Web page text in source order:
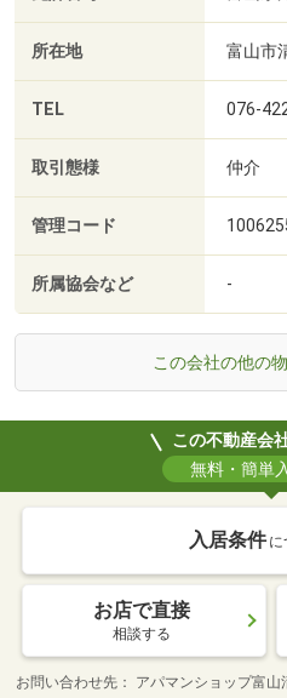
所在地 富山市
TEL 076-
取引態様 仲介
管理コード
所属協会など -
この会社の他の
この不動産会
無料・簡単
入居条件 に
お店で直接
相談する
お問い合わせ先
アパマンショップ富